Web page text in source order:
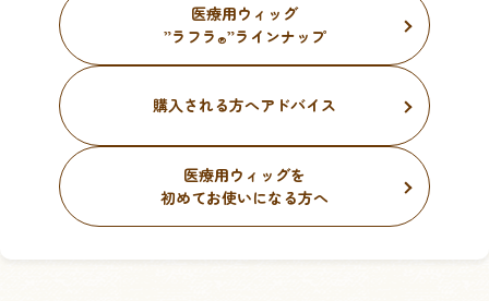
医療用ウィッグ
”ラフラ ®”ラインナップ
購入される方へアドバイス
医療用ウィッグを
初めてお使いになる方へ